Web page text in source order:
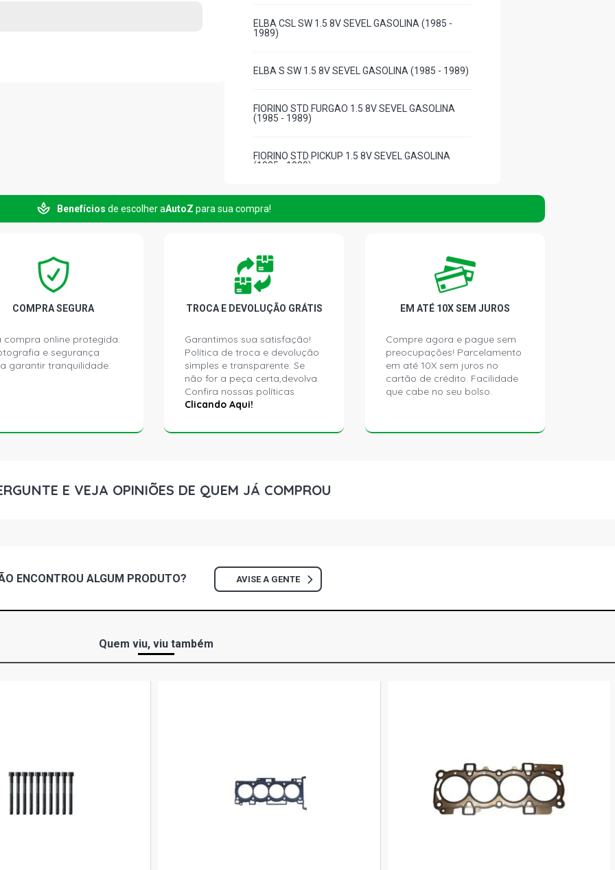
ELBA CSL SW 1.5 8V SEVEL GASOLINA (1985 -
1989)
ELBA S SW 1.5 8V SEVEL GASOLINA (1985 - 1989)
FIORINO STD FURGAO 1.5 8V SEVEL GASOLINA
(1985 - 1989)
FIORINO STD PICKUP 1.5 8V SEVEL GASOLINA
(1985 - 1989)
FIORINO LX PICKUP 1.5 8V SEVEL GASOLINA (1985
- 1989)
(1985 - 1994)
- 1994)
PREMIO S SEDAN 1.5 8V SEVEL GASOLINA (1985 -
1989)
PREMIO SL SEDAN 1.5 8V SEVEL GASOLINA (1985
UNO CS TOP HATCH 1.5 8V SEVEL GASOLINA
(1985 - 1993)
Benefícios de escolher aAutoZ para sua compra!
COMPRA SEGURA
compra online protegida.
e segurança
garantir tranquilidade.
TROCA E DEVOLUÇÃO GRÁTIS
Garantimos sua satisfação!
Política de troca e devolução
simples e transparente. Se
não for a peça certa,devolva.
Confira nossas políticas
Clicando Aqui!
EM ATÉ 10X SEM JUROS
Compre agora e pague sem
preocupações! Parcelamento
em até 10X sem juros no
cartão de crédito. Facilidade
que cabe no seu bolso.
E VEJA OPINIÕES DE QUEM JÁ COMPROU
ENCONTROU ALGUM PRODUTO? AVISE A GENTE
Quem viu, viu também